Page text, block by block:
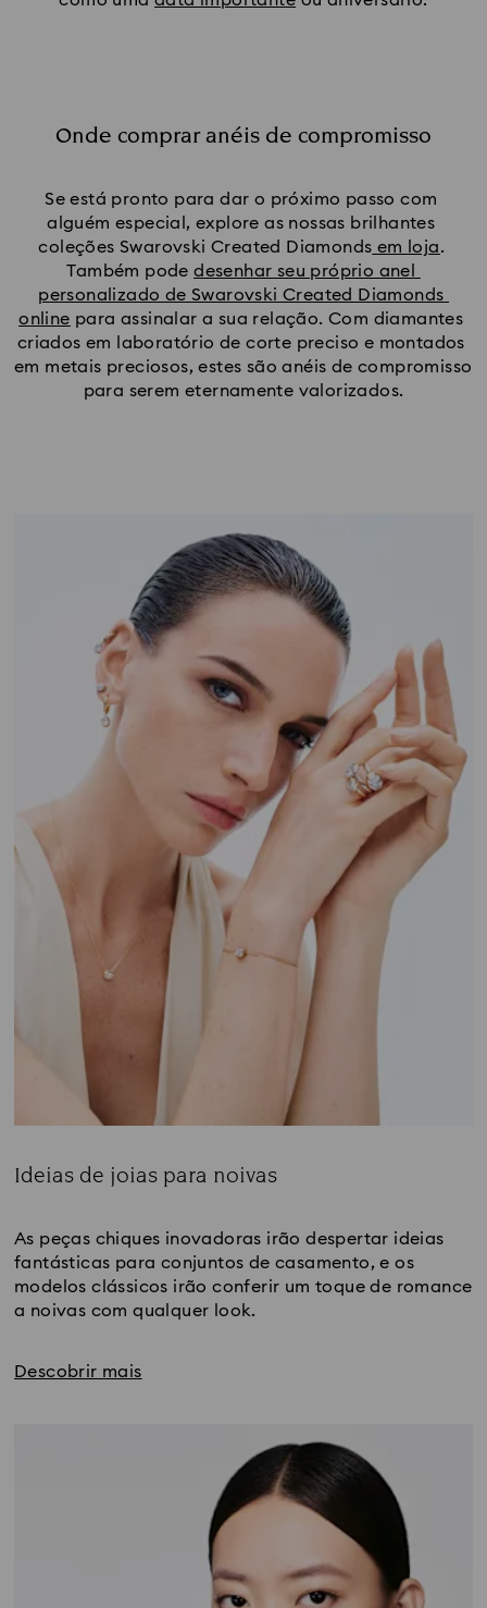
Onde comprar anéis de compromisso
Se está pronto para dar o próximo passo com
alguém especial, explore as nossas brilhantes
coleções Swarovski Created Diamonds em loja.
Também pode desenhar seu próprio anel
personalizado de Swarovski Created Diamonds
online para assinalar a sua relação. Com diamantes
criados em laboratório de corte preciso e montados
em metais preciosos, estes são anéis de compromisso
para serem eternamente valorizados.
Ideias de joias para noivas
As peças chiques inovadoras irão despertar ideias
fantásticas para conjuntos de casamento, e os
modelos clássicos irão conferir um toque de romance
a noivas com qualquer look.
Descobrir mais